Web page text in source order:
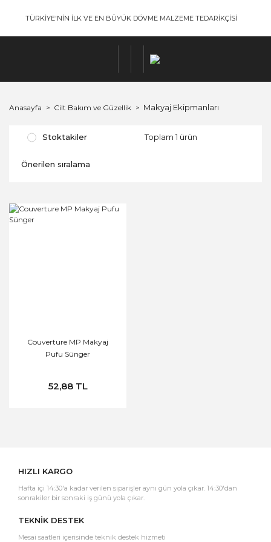
TÜRKİYE'NİN İLK VE EN BÜYÜK DÖVME MALZEME TEDARİKÇİSİ
Anasayfa Cilt Bakım ve Güzellik Makyaj Ekipmanları
Stoktakiler Toplam 1 ürün
Couverture MP Makyaj
Pufu Sünger
52,88 TL
HIZLI KARGO
Hafta içi 14:30'a kadar verilen siparişler aynı gün yola çıkar. 14:30'dan
sonrakiler bir sonraki iş günü yola çıkar.
TEKNİK DESTEK
Mesai saatleri içerisinde teknik destek hizmeti